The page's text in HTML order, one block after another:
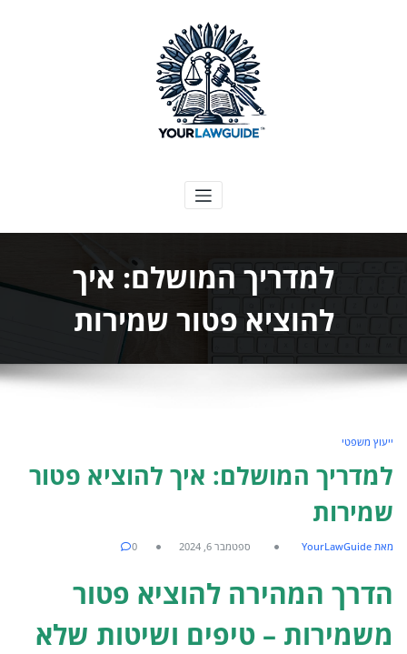
המדריך המשפטי שלך
למדריך המושלם: איך
להוציא פטור שמירות
ייעוץ משפטי
למדריך המושלם: איך להוציא פטור
שמירות
מאת YourLawGuide ספטמבר 6, 2024 0
הדרך המהירה להוציא פטור
משמירות – טיפים ושיטות שלא